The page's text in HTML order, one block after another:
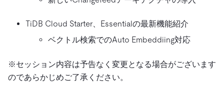
TiDB Cloud Starter、Essentialの最新機能紹介
ベクトル検索でのAuto Embeddiing対応
※セッション内容は予告なく変更となる場合がございます
のであらかじめご了承ください。